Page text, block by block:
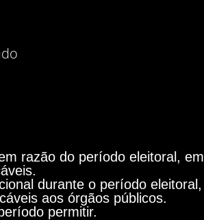
razão do período eleitoral, em
durante o período eleitoral,
aos órgãos públicos.
permitir.